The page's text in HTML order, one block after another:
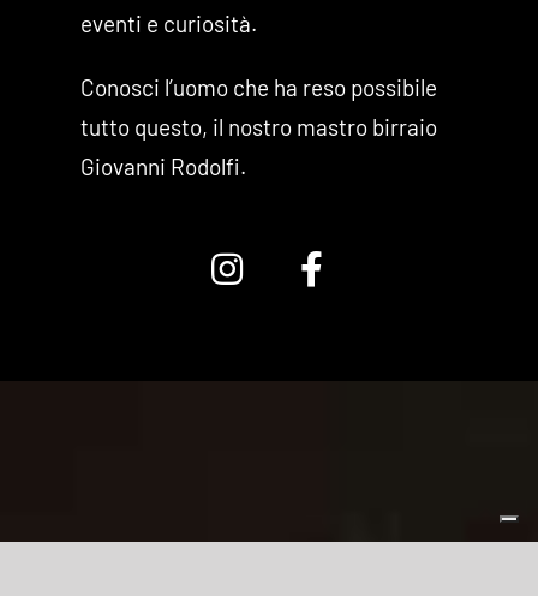
eventi e curiosità.
Conosci l’uomo che ha reso possibile
tutto questo, il nostro mastro birraio
Giovanni Rodolfi.